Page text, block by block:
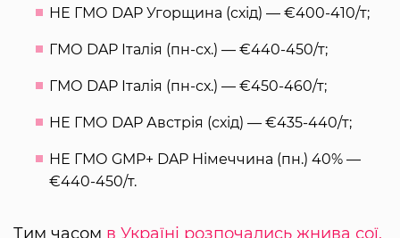
НЕ ГМО DAP Угорщина (схід) — €400-410/т;
ГМО DAP Італія (пн-сх.) — €440-450/т;
ГМО DAP Італія (пн-сх.) — €450-460/т;
НЕ ГМО DAP Австрія (схід) — €435-440/т;
НЕ ГМО GMP+ DAP Німеччина (пн.) 40% —
€440-450/т.
Тим часом в Україні розпочались жнива сої.